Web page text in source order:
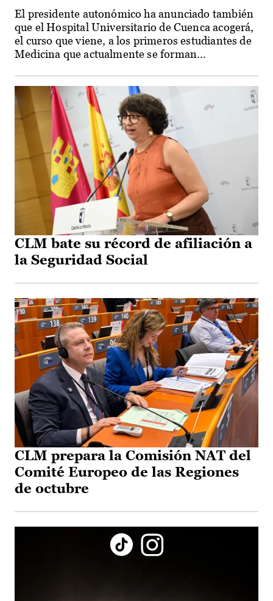
El presidente autonómico ha anunciado también
que el Hospital Universitario de Cuenca acogerá,
el curso que viene, a los primeros estudiantes de
Medicina que actualmente se forman...
CLM bate su récord de afiliación a
la Seguridad Social
CLM prepara la Comisión NAT del
Comité Europeo de las Regiones
de octubre